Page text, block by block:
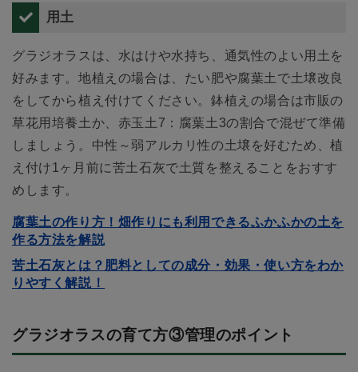
用土
グラジオラスは、水はけや水持ち、通気性のよい用土を
好みます。地植えの場合は、たい肥や腐葉土で土壌改良
をしてから植え付けてください。鉢植えの場合は市販の
草花用培養土か、赤玉土7：腐葉土3の割合で混ぜて準備
しましょう。中性～弱アルカリ性の土壌を好むため、植
え付け1ヶ月前に苦土石灰で土質を整えることをおすす
めします。
腐葉土の作り方！畑作りにも利用できるふかふかの土を
作る方法を解説
苦土石灰とは？肥料としての成分・効果・使い方をわか
りやすく解説！
グラジオラスの育て方③管理のポイント